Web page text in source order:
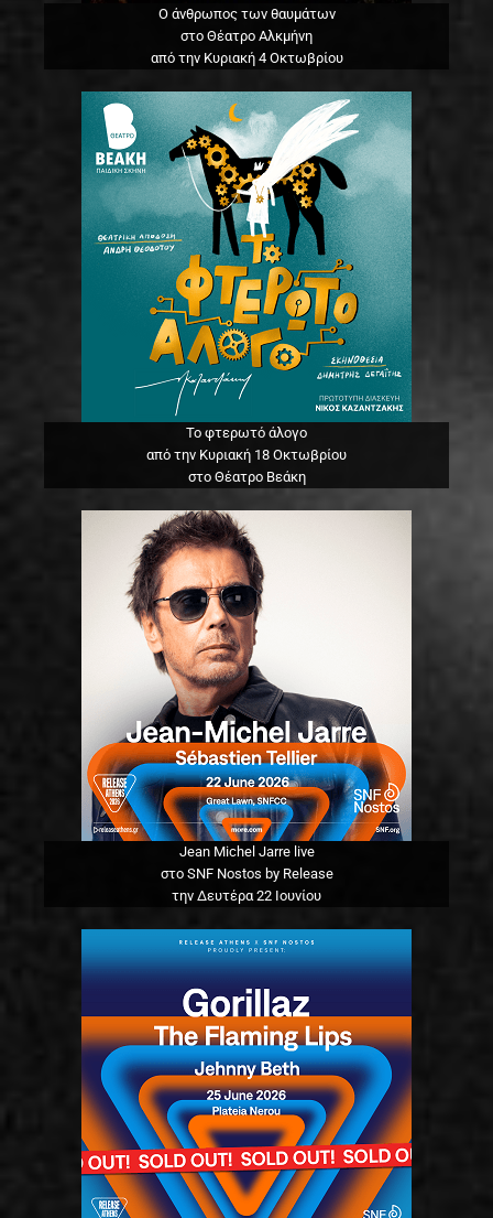
Ο άνθρωπος των θαυμάτων
στο Θέατρο Αλκμήνη
από την Κυριακή 4 Οκτωβρίου
Το φτερωτό άλογο
από την Κυριακή 18 Οκτωβρίου
στο Θέατρο Βεάκη
Jean Michel Jarre live
στο SNF Nostos by Release
την Δευτέρα 22 Ιουνίου